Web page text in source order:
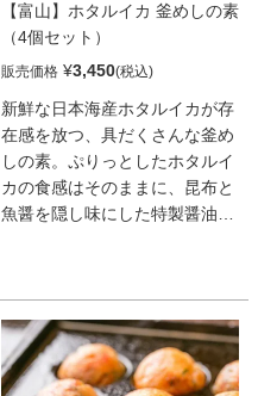
【富山】ホタルイカ 釜めしの素
（4個セット）
販売価格 ¥3,450
新鮮な日本海産ホタルイカが存
在感を放つ、具だくさんな釜め
しの素。ぷりっとしたホタルイ
カの食感はそのままに、昆布と
魚醤を隠し味にした特製醤油ダ
わいをぜひ。